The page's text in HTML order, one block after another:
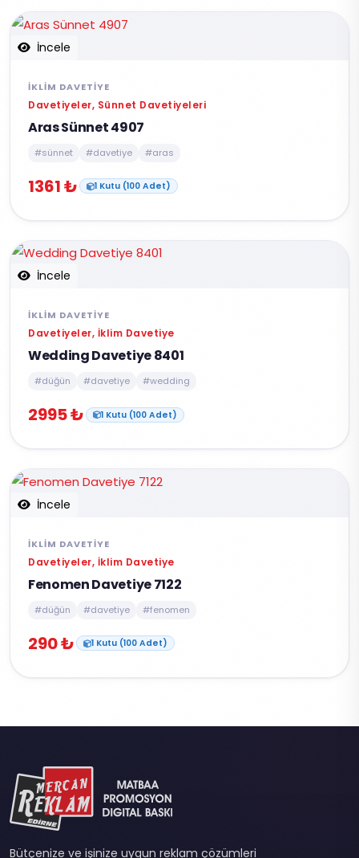
İncele
İKLIM DAVETIYE
Davetiyeler, Sünnet Davetiyeleri
Aras Sünnet 4907
#sünnet #davetiye #aras
1361 ₺ 1 Kutu (100 Adet)
İncele
İKLIM DAVETIYE
Davetiyeler, İklim Davetiye
Wedding Davetiye 8401
#düğün #davetiye #wedding
2995 ₺ 1 Kutu (100 Adet)
İncele
İKLIM DAVETIYE
Davetiyeler, İklim Davetiye
Fenomen Davetiye 7122
#düğün #davetiye #fenomen
290 ₺ 1 Kutu (100 Adet)
Bütçenize ve işinize uygun reklam çözümleri